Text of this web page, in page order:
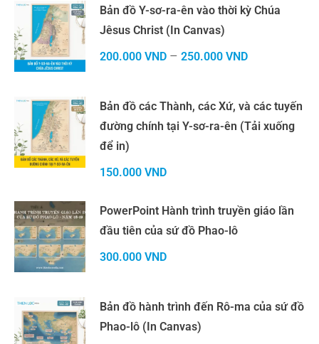
Bản đồ Y-sơ-ra-ên vào thời kỳ Chúa
Jêsus Christ (In Canvas)
200.000 VND – 250.000 VND
Bản đồ các Thành, các Xứ, và các tuyến
đường chính tại Y-sơ-ra-ên (Tải xuống
để in)
150.000 VND
PowerPoint Hành trình truyền giáo lần
đầu tiên của sứ đồ Phao-lô
300.000 VND
Bản đồ hành trình đến Rô-ma của sứ đồ
Phao-lô (In Canvas)